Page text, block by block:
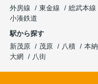
外房線
東金線 総武本線
小湊鉄道
駅から探す
新茂原
茂原 八積 本納
大網
八街